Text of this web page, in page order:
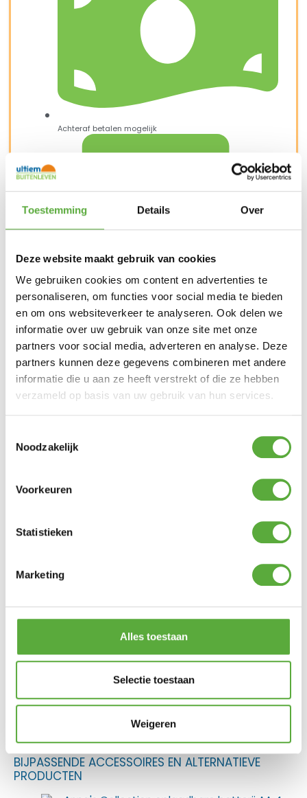
Toestemming Details Over
Deze website maakt gebruik van cookies
We gebruiken cookies om content en advertenties te
personaliseren, om functies voor social media te bieden
en om ons websiteverkeer te analyseren. Ook delen we
informatie over uw gebruik van onze site met onze
partners voor social media, adverteren en analyse. Deze
partners kunnen deze gegevens combineren met andere
informatie die u aan ze heeft verstrekt of die ze hebben
verzameld op basis van uw gebruik van hun services.
Noodzakelijk
Voorkeuren
Statistieken
Marketing
Alles toestaan
Selectie toestaan
Weigeren
Achteraf betalen mogelijk
Kopersbescherming met Trusted Shops
Merk Anna's Collection
Lengte 18 cm
8713619434174
BIJPASSENDE ACCESSOIRES EN ALTERNATIEVE
PRODUCTEN